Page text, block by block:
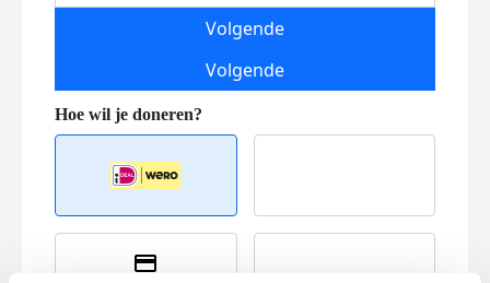
Volgende
Volgende